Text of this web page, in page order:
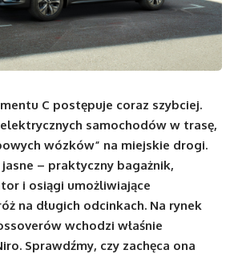
C postępuje coraz szybciej.
samochodów w trasę,
wózków” na miejskie drogi.
– praktyczny bagażnik,
i osiągi umożliwiające
na długich odcinkach. Na rynek
wchodzi właśnie
Sprawdźmy, czy zachęca ona